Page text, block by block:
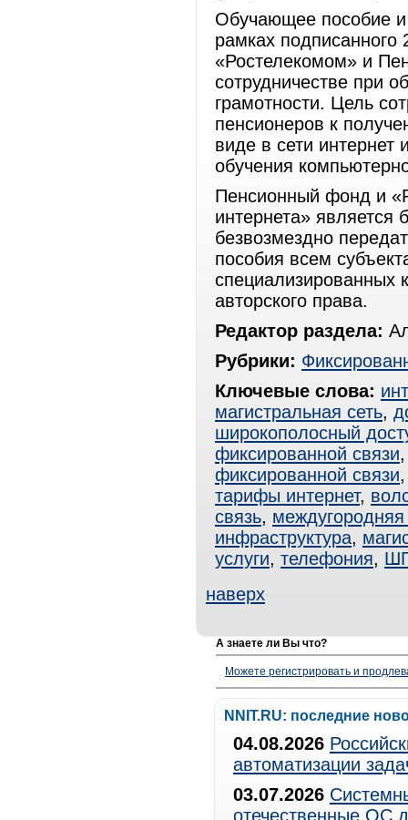
Обучающее пособие и
рамках
«Ростелекомом» и
сотрудничестве при
грамотности. Цель
пенсионеров к
виде в сети
обучения
Пенсионный фонд и
интернета» является
безвозмездно
пособия всем
специализированных
авторского права.
Редактор раздела:
Рубрики:
Ключевые слова:
магистральная сеть,
широкополосный
фиксированной связи
фиксированной связи
тарифы интернет,
связь, междугородняя
инфраструктура,
услуги, телефония,
наверх
А знаете ли Вы что?
Можете регистрировать и
NNIT.RU: последние
04.08.2026
автоматизации
03.07.2026
отечественные ОС